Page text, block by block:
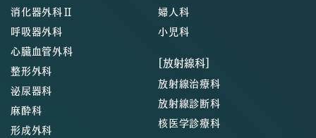
消化器外科Ⅱ
呼吸器外科
心臓血管外科
整形外科
泌尿器科
麻酔科
形成外科
婦人科
小児科
[放射線科]
放射線治療科
放射線診断科
核医学診療科